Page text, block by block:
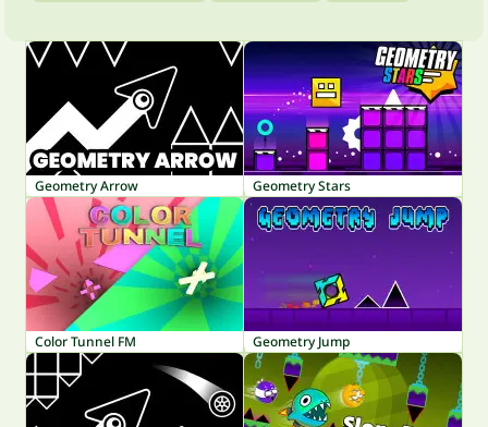
Geometry Arrow Geometry Stars
Color Tunnel FM Geometry Jump